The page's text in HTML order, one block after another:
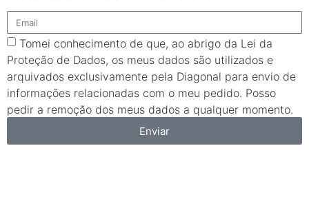
Tomei conhecimento de que, ao abrigo da Lei da
Proteção de Dados, os meus dados são utilizados e
arquivados exclusivamente pela Diagonal para envio de
informações relacionadas com o meu pedido. Posso
pedir a remoção dos meus dados a qualquer momento.
Enviar